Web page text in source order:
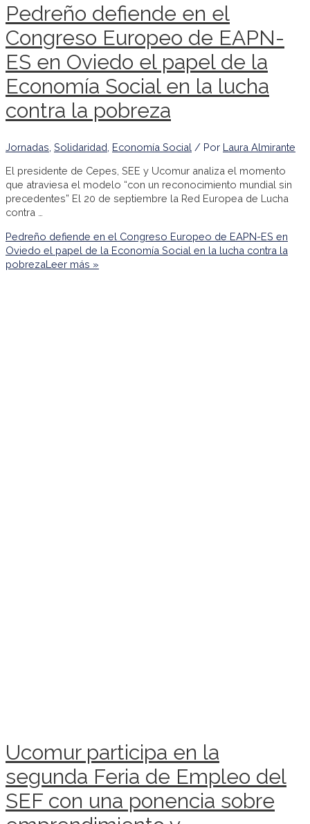
Pedreño defiende en el
Congreso Europeo de EAPN-
ES en Oviedo el papel de la
Economía Social en la lucha
contra la pobreza
Jornadas Solidaridad Economía Social / Por Laura Almirante
El presidente de Cepes, SEE y Ucomur analiza el momento
que atraviesa el modelo “con un reconocimiento mundial sin
precedentes” El 20 de septiembre la Red Europea de Lucha
contra …
Pedreño defiende en el Congreso Europeo de EAPN-ES en
Oviedo el papel de la Economía Social en la lucha contra la
pobrezaLeer más »
Ucomur participa en la
segunda Feria de Empleo del
SEF con una ponencia sobre